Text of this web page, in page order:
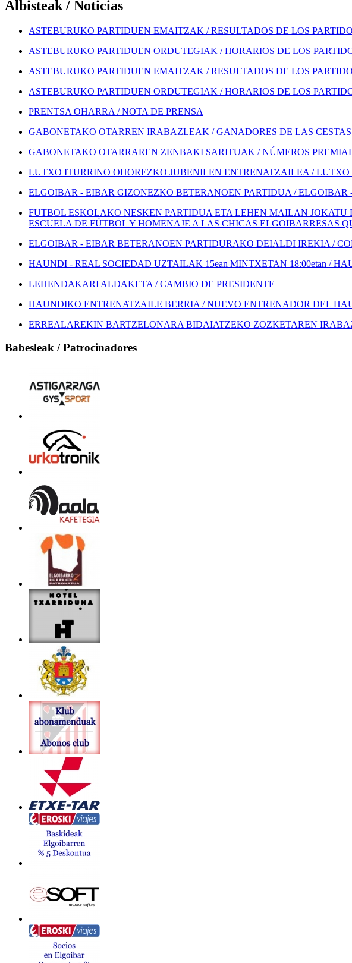
Albisteak / Noticias
ASTEBURUKO PARTIDUEN EMAITZAK / RESULTADOS DE LOS
ASTEBURUKO PARTIDUEN ORDUTEGIAK / HORARIOS DE LOS
ASTEBURUKO PARTIDUEN EMAITZAK / RESULTADOS DE LOS
ASTEBURUKO PARTIDUEN ORDUTEGIAK / HORARIOS DE LOS
PRENTSA OHARRA / NOTA DE PRENSA
GABONETAKO OTARREN IRABAZLEAK / GANADORES DE LAS
GABONETAKO OTARRAREN ZENBAKI SARITUAK / NÚMEROS
LUTXO ITURRINO OHOREZKO JUBENILEN ENTRENATZAILEA /
ELGOIBAR - EIBAR GIZONEZKO BETERANOEN PARTIDUA /
FUTBOL ESKOLAKO NESKEN PARTIDUA ETA LEHEN MAILAN
ESCUELA DE FÚTBOL Y HOMENAJE A LAS CHICAS ELGOIBARRESAS
ELGOIBAR - EIBAR BETERANOEN PARTIDURAKO DEIALDI IREKIA /
HAUNDI - REAL SOCIEDAD UZTAILAK 15ean MINTXETAN 18:00etan /
LEHENDAKARI ALDAKETA / CAMBIO DE PRESIDENTE
HAUNDIKO ENTRENATZAILE BERRIA / NUEVO ENTRENADOR DEL
ERREALAREKIN BARTZELONARA BIDAIATZEKO ZOZKETAREN
Babesleak / Patrocinadores